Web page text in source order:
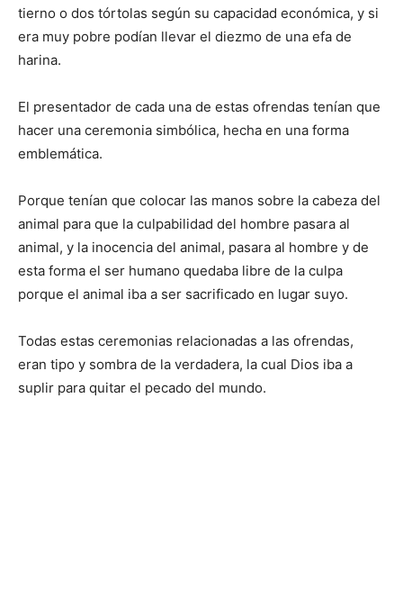
tierno o dos tórtolas según su capacidad económica, y si
era muy pobre podían llevar el diezmo de una efa de
harina.
El presentador de cada una de estas ofrendas tenían que
hacer una ceremonia simbólica, hecha en una forma
emblemática.
Porque tenían que colocar las manos sobre la cabeza del
animal para que la culpabilidad del hombre pasara al
animal, y la inocencia del animal, pasara al hombre y de
esta forma el ser humano quedaba libre de la culpa
porque el animal iba a ser sacrificado en lugar suyo.
Todas estas ceremonias relacionadas a las ofrendas,
eran tipo y sombra de la verdadera, la cual Dios iba a
suplir para quitar el pecado del mundo.